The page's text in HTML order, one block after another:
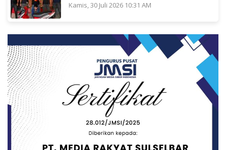
Kamis, 30 Juli 2026 10:31 AM